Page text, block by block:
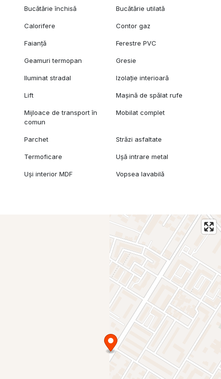
Bucătărie închisă Bucătărie utilată
Calorifere Contor gaz
Faianță Ferestre PVC
Geamuri termopan Gresie
Iluminat stradal Izolație interioară
Lift Mașină de spălat rufe
Mijloace de transport în
comun
Mobilat complet
Parchet Străzi asfaltate
Termoficare Ușă intrare metal
Uși interior MDF Vopsea lavabilă